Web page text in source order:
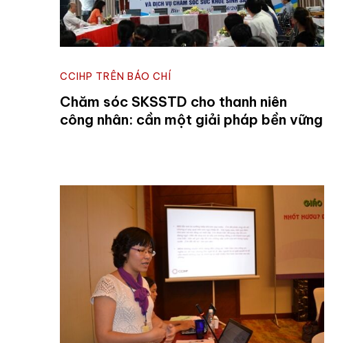
CCIHP TRÊN BÁO CHÍ
Chăm sóc SKSSTD cho thanh niên
công nhân: cần một giải pháp bền vững